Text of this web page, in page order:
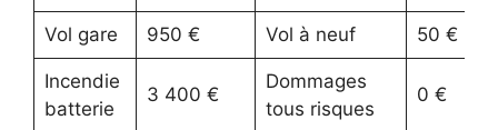
Vol gare 950 € Vol à neuf 50 €
Incendie
batterie
3 400 €
Dommages
tous risques
0 €